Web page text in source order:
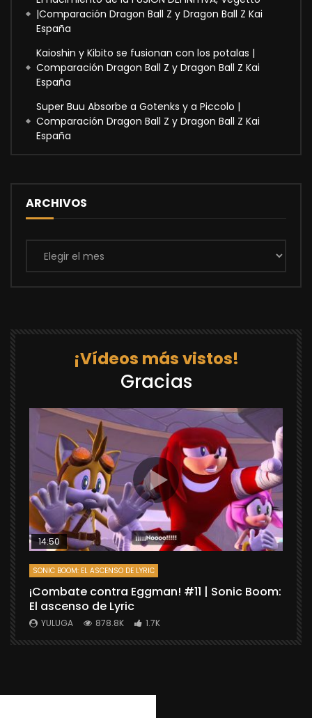
|Comparación Dragon Ball Z y Dragon Ball Z Kai
España
Kaioshin y Kibito se fusionan con los potalas |
Comparación Dragon Ball Z y Dragon Ball Z Kai
España
Super Buu Absorbe a Gotenks y a Piccolo |
Comparación Dragon Ball Z y Dragon Ball Z Kai
España
ARCHIVOS
Archivos
¡Vídeos más vistos!
Gracias
14:50
SONIC BOOM: EL ASCENSO DE LYRIC
¡Combate contra Eggman! #11 | Sonic Boom:
El ascenso de Lyric
YULUGA 878.8K 1.7K